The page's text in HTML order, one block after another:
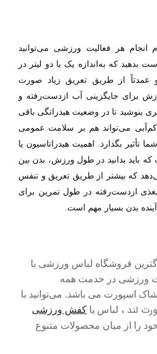
انجام هر فعالیت ورزشی می‌توانید
بدهید که به‌اندازه یک یا دو لیتر در
از طریق تعریق زیاد صورت
برای جایگزینی آب ازدست‌رفته و
بنوشید تا در وضعیت هیدراتگی باقی
کم‌آبی می‌تواند هم بر سلامت عمومی
تأثیر بگذارد
اهمیت هیدراتاسیون یا
باید بدانید در طول ورزش، بدن بین
می‌دهد که بیشتر از طریق تعریق و تنفس
ازدست‌رفته در طول تمرین برای
بدن بسیار مهم است.
فروشگاه لباس ورزشی با
ورزشی در خدمت همه
اسپورت می باشد. می‌توانید با
لند ، لباس یا کفش ورزشی
را از میان محصولات متنوع